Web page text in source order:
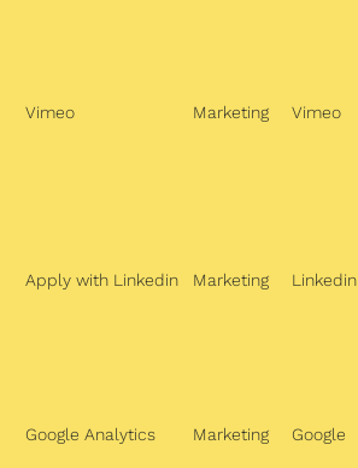
Vimeo Marketing Vimeo
Apply with Linkedin Marketing Linkedin
Google Analytics Marketing Google